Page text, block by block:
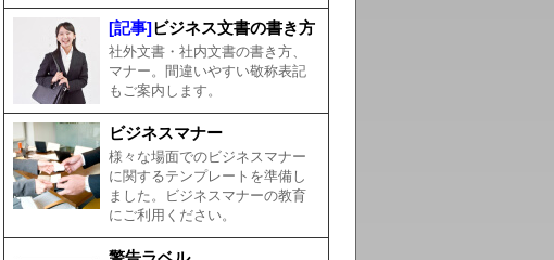
[記事] ビジネス文書の書き方
社外文書・社内文書の書き方、
マナー。間違いやすい敬称表記
もご案内します。
ビジネスマナー
様々な場面でのビジネスマナー
に関するテンプレートを準備し
ました。ビジネスマナーの教育
にご利用ください。